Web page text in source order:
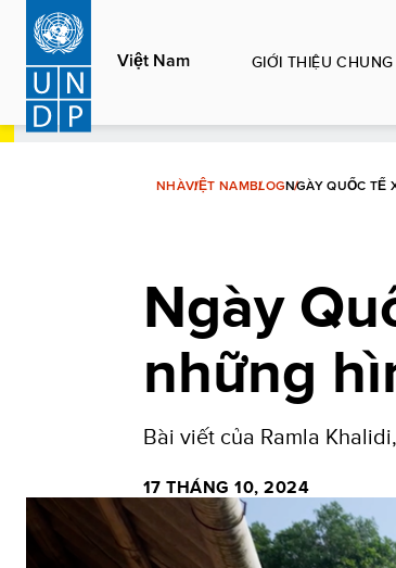
Nhảy
đến
nội
dung
Việt Nam GIỚI THIỆU CHUNG
NHÀVIỆT NAMBLOGNGÀY QUỐC TẾ
Ngày
những
Bài viết của Ramla
17 THÁNG 10, 2024